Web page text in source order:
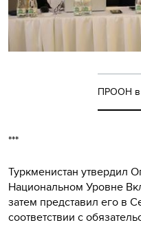
ПРООН в
***
Туркменистан утвердил
Национальном Уровне
затем представил его в
соответствии с